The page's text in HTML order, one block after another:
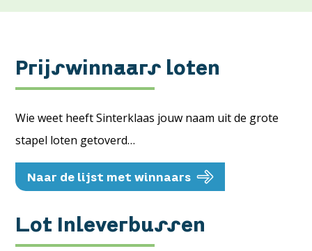
Prijswinnaars loten
Wie weet heeft Sinterklaas jouw naam uit de grote
stapel loten getoverd…
Naar de lijst met winnaars
Lot Inleverbussen